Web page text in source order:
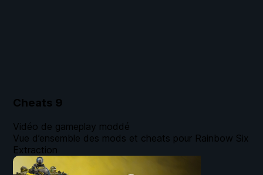
Cheats 9
Vidéo de gameplay moddé
Vue d’ensemble des mods et cheats pour Rainbow Six
Extraction